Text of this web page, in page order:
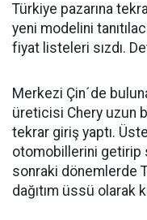
Türkiye pazarına
yeni modelini
fiyat listeleri sızdı.
Merkezi Çin´de
üreticisi Chery uzun
tekrar giriş yaptı.
otomobillerini getirip
sonraki dönemlerde
dağıtım üssü olarak